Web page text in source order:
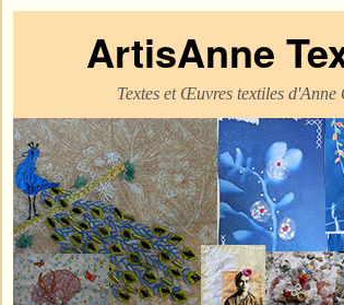
ArtisAnne
Textes et Œuvres textiles d'Anne